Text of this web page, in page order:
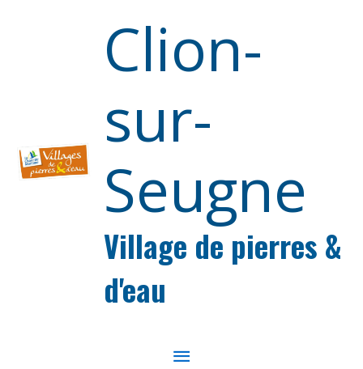
Clion-
sur-
Seugne
Village de pierres &
d'eau
MENU